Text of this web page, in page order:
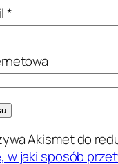
*
Akismet do
w jaki sposób